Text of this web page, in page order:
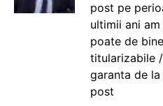
post pe
ultimii ani
poate de
titularizabile
garanta de
post